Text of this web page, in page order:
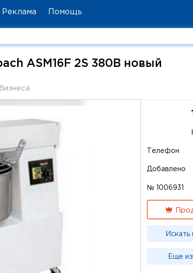
Реклама Помощь
ASM16F 2S 380В новый
Телефон
Добавлено
№ 1006931
Еще